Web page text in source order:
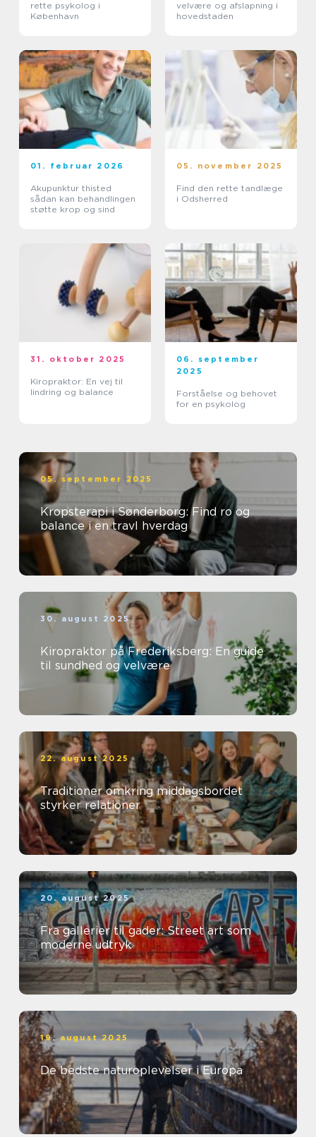
rette psykolog i
København
velvære og afslapning i
hovedstaden
01. februar 2026
Akupunktur thisted
sådan kan behandlingen
støtte krop og sind
05. november 2025
Find den rette tandlæge
i Odsherred
31. oktober 2025
Kiropraktor: En vej til
lindring og balance
06. september
2025
Forståelse og behovet
for en psykolog
05. september 2025
Kropsterapi i Sønderborg: Find ro og
balance i en travl hverdag
30. august 2025
Kiropraktor på Frederiksberg: En guide
til sundhed og velvære
22. august 2025
Traditioner omkring middagsbordet
styrker relationer
20. august 2025
Fra gallerier til gader: Street art som
moderne udtryk
19. august 2025
De bedste naturoplevelser i Europa